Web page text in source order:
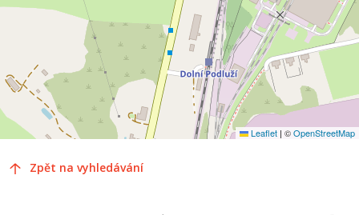
Leaflet | ©OpenStreetMap
Zpět na vyhledávání